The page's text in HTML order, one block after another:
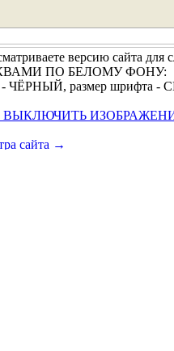
версию сайта для
ПО БЕЛОМУ ФОНУ:
- ЧЁРНЫЙ, размер шрифта
ВЫКЛЮЧИТЬ
сайта →